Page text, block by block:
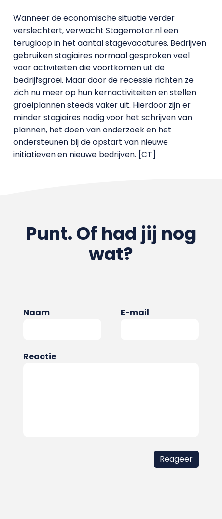
Wanneer de economische situatie verder
verslechtert, verwacht Stagemotor.nl een
terugloop in het aantal stagevacatures. Bedrijven
gebruiken stagiaires normaal gesproken veel
voor activiteiten die voortkomen uit de
bedrijfsgroei. Maar door de recessie richten ze
zich nu meer op hun kernactiviteiten en stellen
groeiplannen steeds vaker uit. Hierdoor zijn er
minder stagiaires nodig voor het schrijven van
plannen, het doen van onderzoek en het
ondersteunen bij de opstart van nieuwe
initiatieven en nieuwe bedrijven. [CT]
Punt. Of had jij nog
wat?
Naam E-mail
Reactie